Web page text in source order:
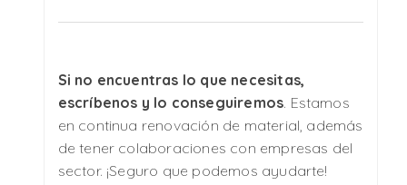
Si no encuentras lo que necesitas,
escríbenos y lo conseguiremos. Estamos
en continua renovación de material, además
de tener colaboraciones con empresas del
sector. ¡Seguro que podemos ayudarte!